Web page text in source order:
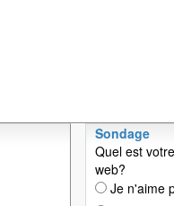
Sondage
Quel est
web?
Je n'aime